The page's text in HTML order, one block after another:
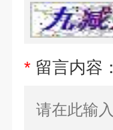
* 留言内容：